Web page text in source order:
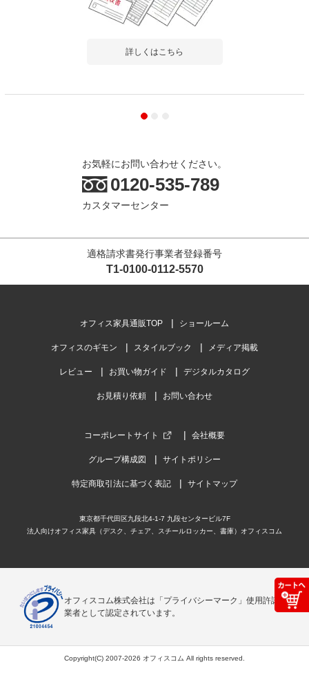
詳しくはこちら
お気軽にお問い合わせください。
0120-535-789
カスタマーセンター
適格請求書発行事業者登録番号
T1-0100-0112-5570
オフィス家具通販TOP ショールーム
オフィスのギモン スタイルブック メディア掲載
レビュー お買い物ガイド デジタルカタログ
お見積り依頼 お問い合わせ
コーポレートサイト 会社概要
グループ構成図 サイトポリシー
特定商取引法に基づく表記 サイトマップ
東京都千代田区九段北4-1-7 九段センタービル7F
法人向けオフィス家具（デスク、チェア、スチールロッカー、書庫）オフィスコム
オフィスコム株式会社は「プライバシーマーク」使用許諾事
業者として認定されています。
Copyright(C) 2007-2026 オフィスコム All rights reserved.